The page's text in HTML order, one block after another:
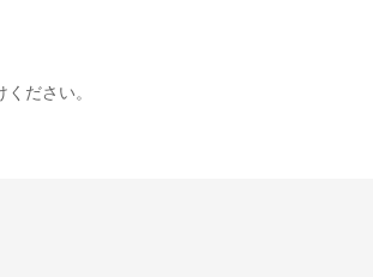
ださい。